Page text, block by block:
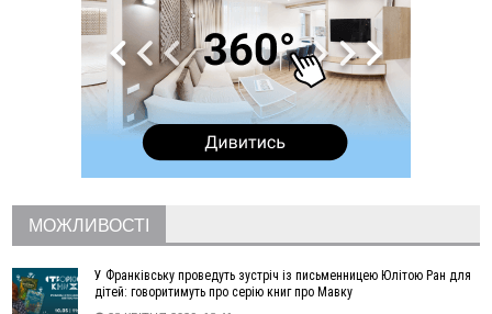
07 Серпня
ФОТО
У Богородчанах на "зебрі" водій Audi наїхав на
хлопчика з велосипедом
Загальна площа всіх книгарень України - трохи більше ніж 6
футбольних полів
На "зебрі" у Франківську два мотоциклісти збили жінку
рекордсмен за зростанням цін на житло
16:48
ВІДЕО Де безпечно купатися на Прикарпатті?
організацію «КОД 7'Я», аби підтримувати військових та їхні
сім'ї
МОЖЛИВОСТІ
У Франківську проведуть зустріч із письменницею Юлітою Ран для
дітей: говоритимуть про серію книг про Мавку